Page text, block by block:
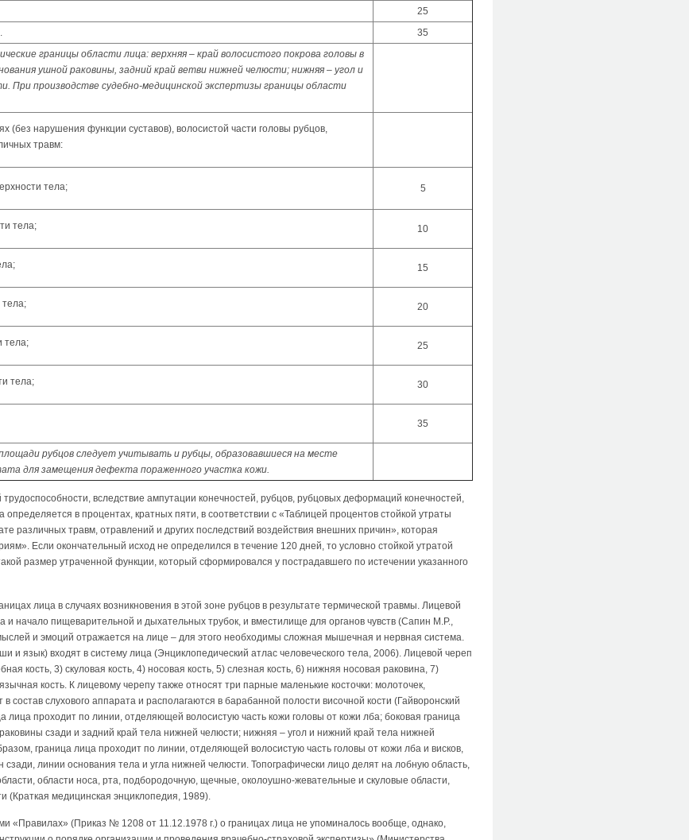
25
35
границы области лица: верхняя – край волосистого покрова головы в
ушной раковины, задний край ветви нижней челюсти; нижняя – угол и
При производстве судебно-медицинской экспертизы границы области
(без нарушения функции суставов), волосистой части головы рубцов,
травм:
тела; 5
тела; 10
15
тела; 20
тела; 25
тела; 30
35
рубцов следует учитывать и рубцы, образовавшиеся на месте
для замещения дефекта пораженного участка кожи.
вследствие ампутации конечностей, рубцов, рубцовых деформаций конечностей,
определяется в процентах, кратных пяти, в соответствии с «Таблицей процентов стойкой утраты
различных травм, отравлений и других последствий воздействия внешних причин», которая
Если окончательный исход не определился в течение 120 дней, то условно стойкой утратой
размер утраченной функции, который сформировался у пострадавшего по истечении указанного
лица в случаях возникновения в этой зоне рубцов в результате термической травмы. Лицевой
и начало пищеварительной и дыхательных трубок, и вместилище для органов чувств (Сапин М.Р.,
и эмоций отражается на лице – для этого необходимы сложная мышечная и нервная система.
и язык) входят в систему лица (Энциклопедический атлас человеческого тела, 2006). Лицевой череп
кость, 3) скуловая кость, 4) носовая кость, 5) слезная кость, 6) нижняя носовая раковина, 7)
кость. К лицевому черепу также относят три парные маленькие косточки: молоточек,
состав слухового аппарата и располагаются в барабанной полости височной кости (Гайворонский
лица проходит по линии, отделяющей волосистую часть кожи головы от кожи лба; боковая граница
сзади и задний край тела нижней челюсти; нижняя – угол и нижний край тела нижней
граница лица проходит по линии, отделяющей волосистую часть головы от кожи лба и висков,
линии основания тела и угла нижней челюсти. Топографически лицо делят на лобную область,
области носа, рта, подбородочную, щечные, околоушно-жевательные и скуловые области,
(Краткая медицинская энциклопедия, 1989).
«Правилах» (Приказ № 1208 от 11.12.1978 г.) о границах лица не упоминалось вообще, однако,